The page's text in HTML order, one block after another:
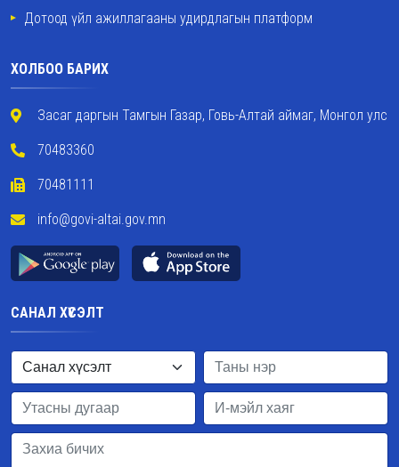
Дотоод үйл ажиллагааны удирдлагын платформ
ХОЛБОО БАРИХ
Засаг даргын Тамгын Газар, Говь-Алтай аймаг, Монгол улс
70483360
70481111
info@govi-altai.gov.mn
САНАЛ ХҮСЭЛТ